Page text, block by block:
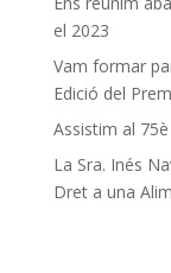
el 2023
Vam formar
Edició del
Assistim al
La Sra. Inés
Dret a una